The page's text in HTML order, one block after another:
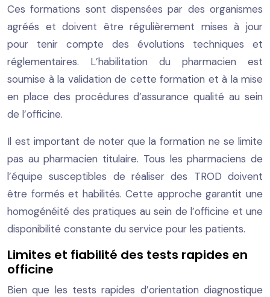
Ces formations sont dispensées par des organismes
agréés et doivent être régulièrement mises à jour
pour tenir compte des évolutions techniques et
réglementaires. L’habilitation du pharmacien est
soumise à la validation de cette formation et à la mise
en place des procédures d’assurance qualité au sein
de l’officine.
Il est important de noter que la formation ne se limite
pas au pharmacien titulaire. Tous les pharmaciens de
l’équipe susceptibles de réaliser des TROD doivent
être formés et habilités. Cette approche garantit une
homogénéité des pratiques au sein de l’officine et une
disponibilité constante du service pour les patients.
Limites et fiabilité des tests rapides en
officine
Bien que les tests rapides d’orientation diagnostique